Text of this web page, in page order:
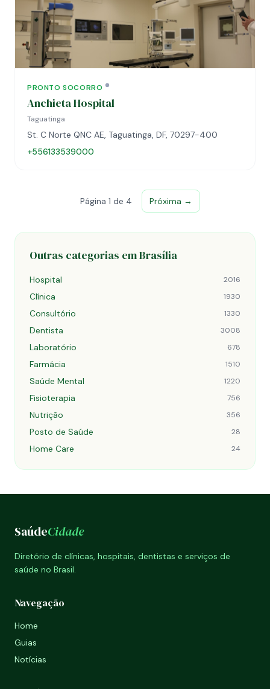
PRONTO SOCORRO
Anchieta Hospital
Taguatinga
St. C Norte QNC AE, Taguatinga, DF, 70297-400
+556133539000
Página 1 de 4 Próxima →
Outras categorias em Brasília
Hospital 2016
Clínica 1930
Consultório 1330
Dentista 3008
Laboratório 678
Farmácia 1510
Saúde Mental 1220
Fisioterapia 756
Nutrição 356
Posto de Saúde 28
Home Care 24
SaúdeCidade
Diretório de clínicas, hospitais, dentistas e serviços de
saúde no Brasil.
Navegação
Home
Guias
Notícias